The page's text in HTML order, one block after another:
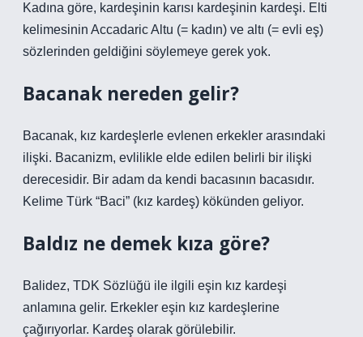
Kadına göre, kardeşinin karısı kardeşinin kardeşi. Elti
kelimesinin Accadaric Altu (= kadın) ve altı (= evli eş)
sözlerinden geldiğini söylemeye gerek yok.
Bacanak nereden gelir?
Bacanak, kız kardeşlerle evlenen erkekler arasındaki
ilişki. Bacanizm, evlilikle elde edilen belirli bir ilişki
derecesidir. Bir adam da kendi bacasının bacasıdır.
Kelime Türk “Baci” (kız kardeş) kökünden geliyor.
Baldız ne demek kıza göre?
Balidez, TDK Sözlüğü ile ilgili eşin kız kardeşi
anlamına gelir. Erkekler eşin kız kardeşlerine
çağırıyorlar. Kardeş olarak görülebilir.